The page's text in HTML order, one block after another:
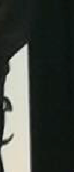
de notre CGT,
soyons unis et
leur statut social,